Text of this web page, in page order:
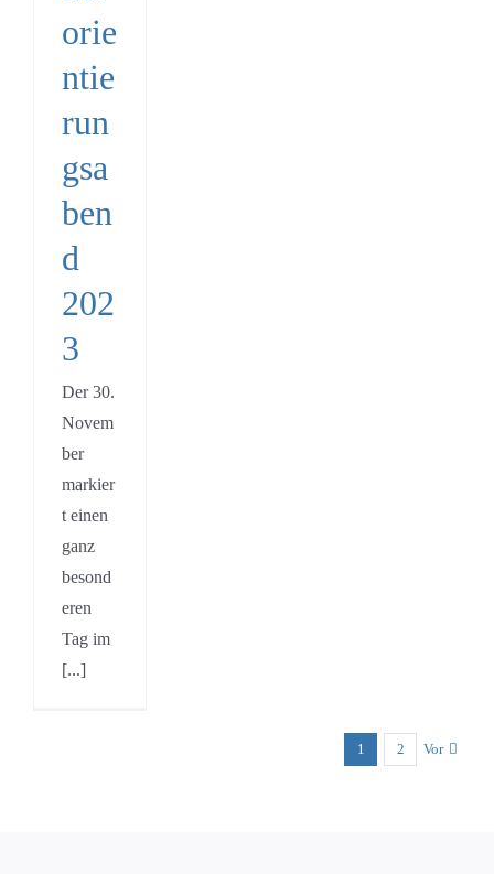
orie
ntie
run
gsa
ben
d
202
3
Der 30.
Novem
ber
markier
t einen
ganz
besond
eren
Tag im
[...]
1 2 Vor